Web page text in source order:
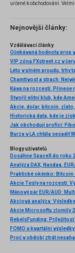
určené k obchodování.
několik příkladů
Nejnovější články:
Vzdělávací články
Očekávaná hodnota prop
VIP zóna FXstreet.cz v
Káva na rozcestí. Přinese
Akcie, dolar, bitcoin,
Blogy uživatelů
Dosáhne SpaceX do roku
Akcie Tesly na rozcestí:
Měnový pár EUR/AUD:
RebelsFunding: Príležitosť
FOMO a kvartální
Proč v období ztrát